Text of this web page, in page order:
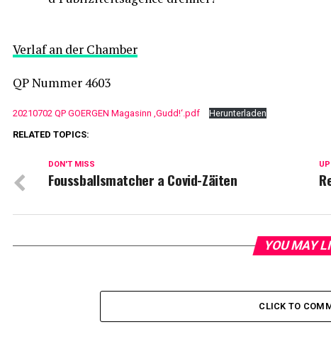
Verlaf an der Chamber
QP Nummer 4603
20210702 QP GOERGEN Magasinn ‚Gudd!‘.pdf
Herunterladen
RELATED TOPICS:
DON'T MISS
Foussballsmatcher a Covid-Zäiten
YOU MAY
CLICK TO